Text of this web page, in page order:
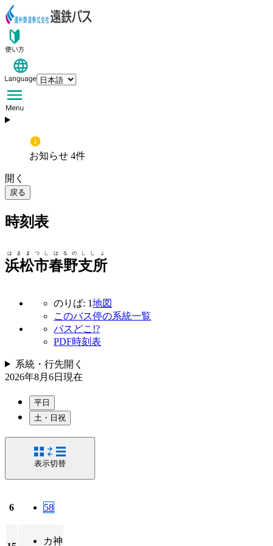
お知らせ 4件
開く
戻る
時刻表
浜松市春野支所
はままつしはるのししょ
のりば: 1地図
このバス停の系統一覧
バスどこ!?
PDF時刻表
系統・行先開く
2026年8月6日 現在
平日
土・日祝
表示切替
6 58
カ神